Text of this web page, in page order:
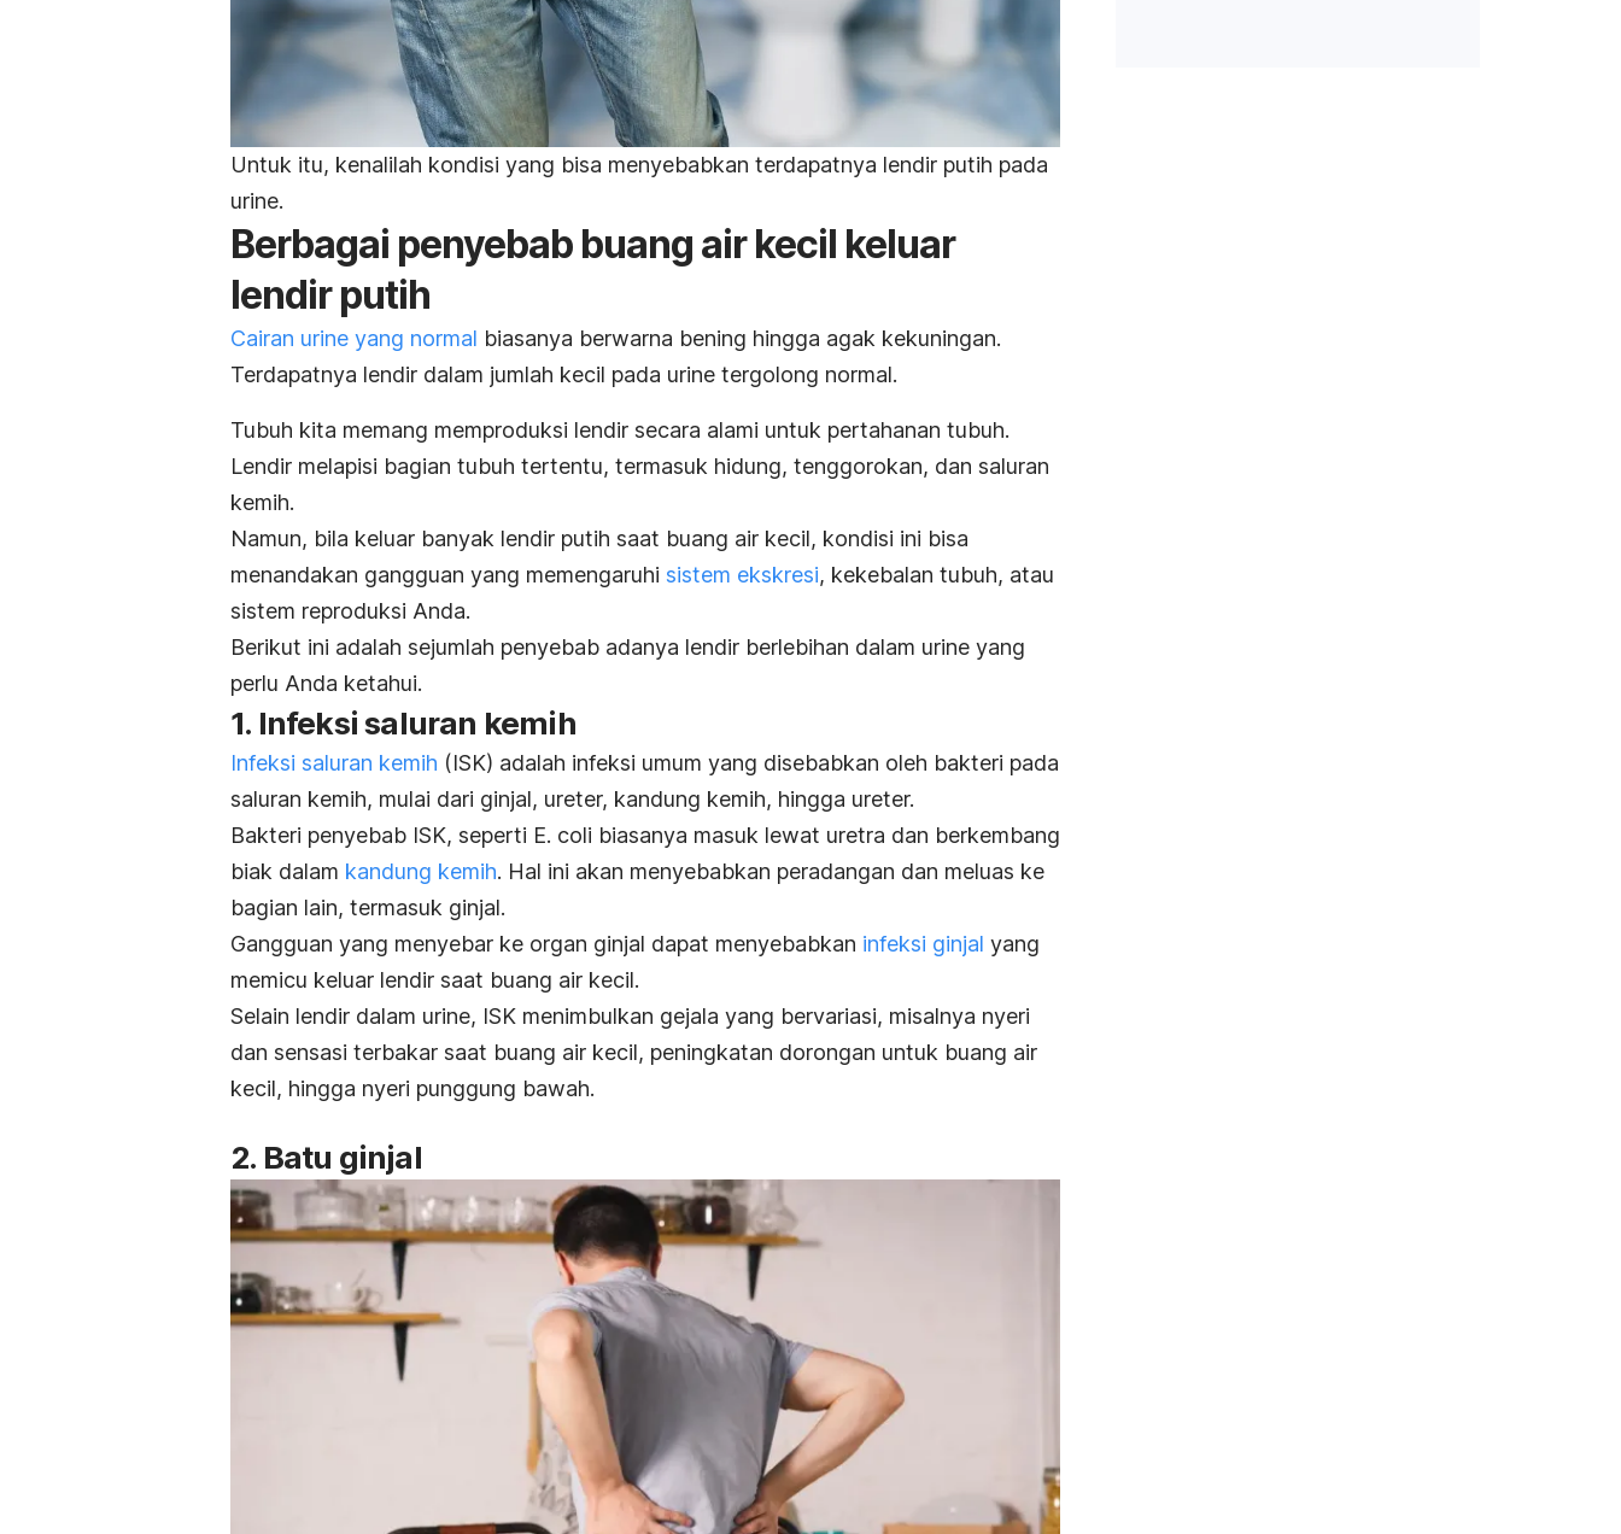
Untuk itu, kenalilah kondisi yang bisa menyebabkan terdapatnya lendir putih pada
urine.
Berbagai penyebab buang air kecil keluar
lendir putih
Cairan urine yang normal biasanya berwarna bening hingga agak kekuningan.
Terdapatnya lendir dalam jumlah kecil pada urine tergolong normal.
Tubuh kita memang memproduksi lendir secara alami untuk pertahanan tubuh.
Lendir melapisi bagian tubuh tertentu, termasuk hidung, tenggorokan, dan saluran
kemih.
Namun, bila keluar banyak lendir putih saat buang air kecil, kondisi ini bisa
menandakan gangguan yang memengaruhi sistem ekskresi, kekebalan tubuh, atau
sistem reproduksi Anda.
Berikut ini adalah sejumlah penyebab adanya lendir berlebihan dalam urine yang
perlu Anda ketahui.
1. Infeksi saluran kemih
Infeksi saluran kemih (ISK) adalah infeksi umum yang disebabkan oleh bakteri pada
saluran kemih, mulai dari ginjal, ureter, kandung kemih, hingga ureter.
Bakteri penyebab ISK, seperti E. coli biasanya masuk lewat uretra dan berkembang
biak dalam kandung kemih. Hal ini akan menyebabkan peradangan dan meluas ke
bagian lain, termasuk ginjal.
Gangguan yang menyebar ke organ ginjal dapat menyebabkan infeksi ginjal yang
memicu keluar lendir saat buang air kecil.
Selain lendir dalam urine, ISK menimbulkan gejala yang bervariasi, misalnya nyeri
dan sensasi terbakar saat buang air kecil, peningkatan dorongan untuk buang air
kecil, hingga nyeri punggung bawah.
2. Batu ginjal